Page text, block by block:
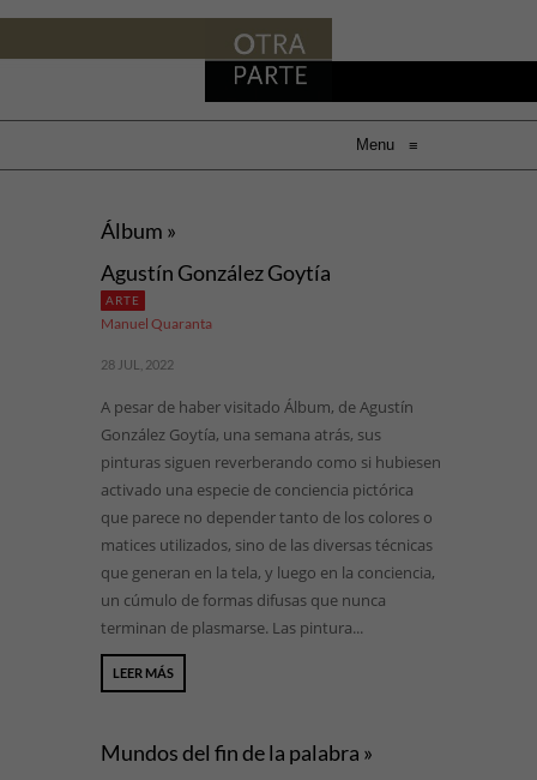
Menu ≡
Álbum »
Agustín González Goytía
ARTE
Manuel Quaranta
28 JUL, 2022
A pesar de haber visitado Álbum, de Agustín
González Goytía, una semana atrás, sus
pinturas siguen reverberando como si hubiesen
activado una especie de conciencia pictórica
que parece no depender tanto de los colores o
matices utilizados, sino de las diversas técnicas
que generan en la tela, y luego en la conciencia,
un cúmulo de formas difusas que nunca
terminan de plasmarse. Las pintura...
LEER MÁS
Mundos del fin de la palabra »